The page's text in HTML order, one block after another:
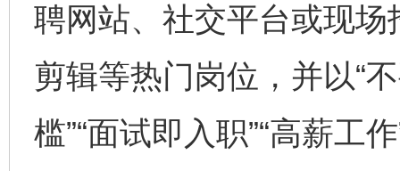
聘网站、社交平台或现
剪辑等热门岗位，并以“
槛”“面试即入职”“高薪工